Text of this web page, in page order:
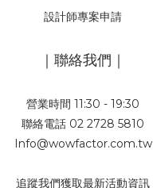
設計師專案申請
｜聯絡我們｜
營業時間 11:30 - 19:30
聯絡電話 02 2728 5810
Info@wowfactor.com.tw
追蹤我們獲取最新活動資訊